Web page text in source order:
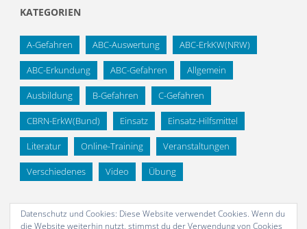
KATEGORIEN
A-Gefahren ABC-Auswertung ABC-ErkKW(NRW)
ABC-Erkundung ABC-Gefahren Allgemein
Ausbildung B-Gefahren C-Gefahren
CBRN-ErkW(Bund) Einsatz Einsatz-Hilfsmittel
Literatur Online-Training Veranstaltungen
Verschiedenes Video Übung
Datenschutz und Cookies: Diese Website verwendet Cookies. Wenn du
die Website weiterhin nutzt, stimmst du der Verwendung von Cookies